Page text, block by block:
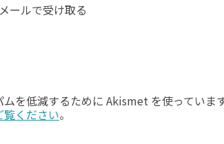
ールで受け取る
を低減するために Akismet を使っています
ください。